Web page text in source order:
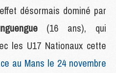
désormais dominé par
(16 ans), qui
les U17 Nationaux cette
au Mans le 24 novembre